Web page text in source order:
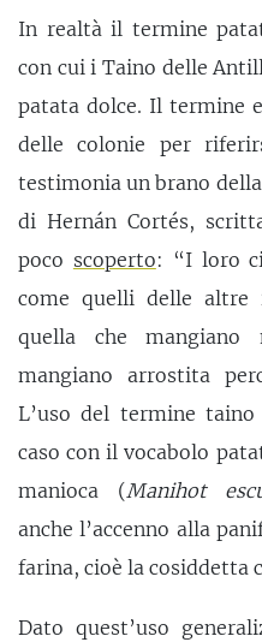
In realtà il termine
con cui i Taino delle
patata dolce. Il termine
delle colonie per
testimonia un brano
di Hernán Cortés,
poco scoperto: “I loro
come quelli delle altre
quella che
mangiano arrostita
L’uso del termine taino
caso con il vocabolo
manioca (Manihot
anche l’accenno alla
farina, cioè la cosiddetta
Dato quest’uso